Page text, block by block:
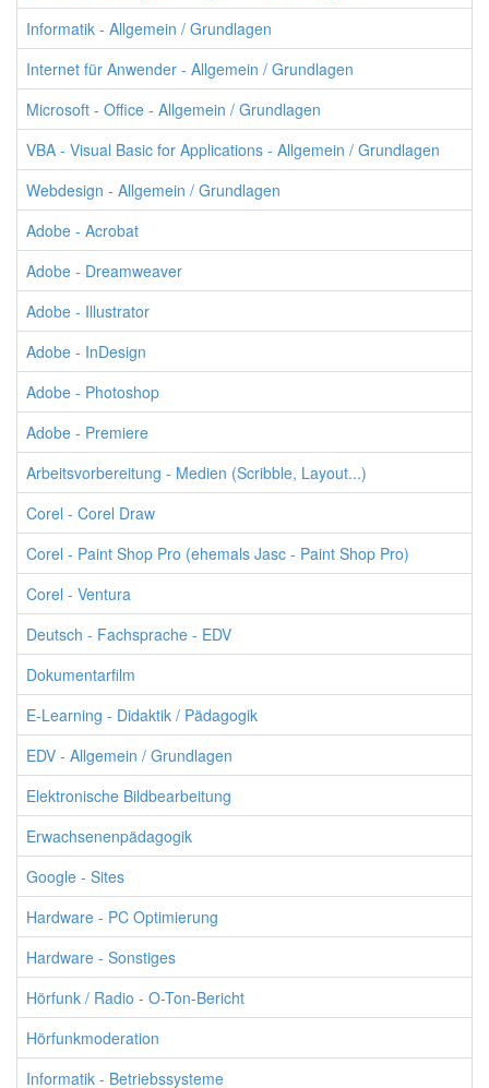
Informatik - Allgemein / Grundlagen
Internet für Anwender - Allgemein / Grundlagen
Microsoft - Office - Allgemein / Grundlagen
VBA - Visual Basic for Applications - Allgemein / Grundlagen
Webdesign - Allgemein / Grundlagen
Adobe - Acrobat
Adobe - Dreamweaver
Adobe - Illustrator
Adobe - InDesign
Adobe - Photoshop
Adobe - Premiere
Arbeitsvorbereitung - Medien (Scribble, Layout...)
Corel - Corel Draw
Corel - Paint Shop Pro (ehemals Jasc - Paint Shop Pro)
Corel - Ventura
Deutsch - Fachsprache - EDV
Dokumentarfilm
E-Learning - Didaktik / Pädagogik
EDV - Allgemein / Grundlagen
Elektronische Bildbearbeitung
Erwachsenenpädagogik
Google - Sites
Hardware - PC Optimierung
Hardware - Sonstiges
Hörfunk / Radio - O-Ton-Bericht
Hörfunkmoderation
Informatik - Betriebssysteme